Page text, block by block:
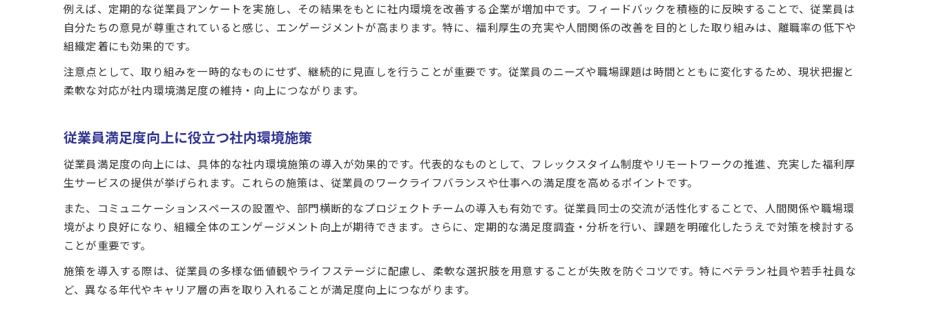
例えば、定期的な従業員アンケートを実施し、その結果をもとに社内環境を改善する企業が増加中です。フィードバックを積極的に反映することで、従業員は
自分たちの意見が尊重されていると感じ、エンゲージメントが高まります。特に、福利厚生の充実や人間関係の改善を目的とした取り組みは、離職率の低下や
組織定着にも効果的です。
注意点として、取り組みを一時的なものにせず、継続的に見直しを行うことが重要です。従業員のニーズや職場課題は時間とともに変化するため、現状把握と
柔軟な対応が社内環境満足度の維持・向上につながります。
従業員満足度向上に役立つ社内環境施策
従業員満足度の向上には、具体的な社内環境施策の導入が効果的です。代表的なものとして、フレックスタイム制度やリモートワークの推進、充実した福利厚
生サービスの提供が挙げられます。これらの施策は、従業員のワークライフバランスや仕事への満足度を高めるポイントです。
また、コミュニケーションスペースの設置や、部門横断的なプロジェクトチームの導入も有効です。従業員同士の交流が活性化することで、人間関係や職場環
境がより良好になり、組織全体のエンゲージメント向上が期待できます。さらに、定期的な満足度調査・分析を行い、課題を明確化したうえで対策を検討する
ことが重要です。
施策を導入する際は、従業員の多様な価値観やライフステージに配慮し、柔軟な選択肢を用意することが失敗を防ぐコツです。特にベテラン社員や若手社員な
ど、異なる年代やキャリア層の声を取り入れることが満足度向上につながります。